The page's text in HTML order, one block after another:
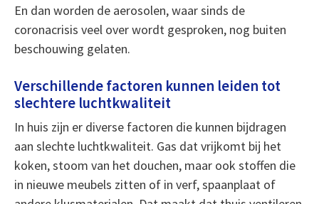
En dan worden de aerosolen, waar sinds de
coronacrisis veel over wordt gesproken, nog buiten
beschouwing gelaten.
Verschillende factoren kunnen leiden tot
slechtere luchtkwaliteit
In huis zijn er diverse factoren die kunnen bijdragen
aan slechte luchtkwaliteit. Gas dat vrijkomt bij het
koken, stoom van het douchen, maar ook stoffen die
in nieuwe meubels zitten of in verf, spaanplaat of